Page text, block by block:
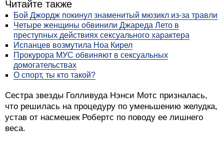
Читайте также
Бой Джордж покинул знаменитый мюзикл из-за травли
Четыре женщины обвинили Джареда Лето в
преступных действиях сексуального характера
Испанцев возмутила Ноа Кирел
Прокурора МУС обвиняют в сексуальных
домогательствах
О спорт, ты кто такой?
Сестра звезды Голливуда Нэнси Мотс призналась,
что решилась на процедуру по уменьшению желудка,
устав от насмешек Робертс по поводу ее лишнего
веса.